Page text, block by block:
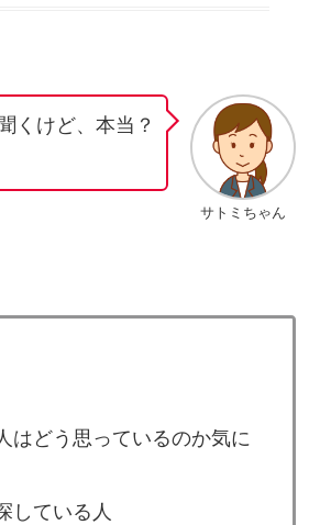
サトミちゃん
くけど、本当？
はどう思っているのか気に
している人